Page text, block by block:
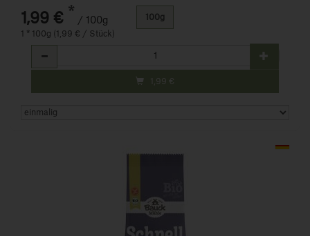
1,99 € * / 100g
1 * 100g (1,99 € / Stück)
100g
Anzahl
1,99 €